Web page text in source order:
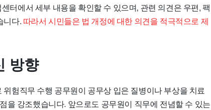
터에서 세부 내용을 확인할 수 있으며, 관련 의견은 우편, 팩
니다. 따라서 시민들은 법 개정에 대한 의견을 적극적으로 제
방향
험직무 수행 공무원이 공무상 입은 질병이나 부상을 치료
을 강조했습니다. 앞으로도 공무원이 직무에 전념할 수 있는